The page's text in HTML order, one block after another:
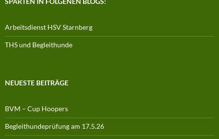
Arbeitsdienst HSV Starnberg
THS und Begleithunde
NEUESTE BEITRÄGE
BVM – Cup Hoopers
Begleithundeprüfung am 17.5.26